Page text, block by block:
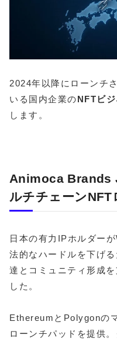
2024年以降にローンチ
いる国内企業のNFTビ
します。
Animoca Brands
ルチチェーンNFT
日本の有力IPホルダー
法的なハードルを下げ
達とコミュニティ形成
した。
EthereumとPolygonの
ローンチパッドを提供